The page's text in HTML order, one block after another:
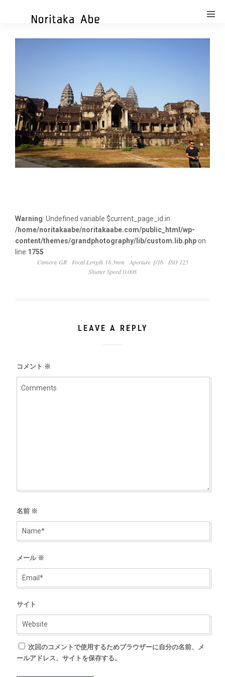
Warning: Undefined variable $current_page_id in
/home/noritakaabe/noritakaabe.com/public_html/wp-
content/themes/grandphotography/lib/custom.lib.phpon
line 1755
Camera GR
Focal Length 18.3mm Aperture ƒ/16
ISO 125
Shutter Speed 0.008
LEAVE A REPLY
コメント ※
名前 ※
メール ※
サイト
次回のコメントで使用するためブラウザーに自分の名前、メ
ールアドレス、サイトを保存する。